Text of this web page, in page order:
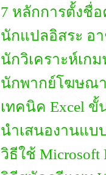
7 หลักการตั้งชื่
นักแปลอิสระ อ
นักวิเคราะห์เก
นักพากย์โฆษณ
เทคนิค Excel
นำเสนองานแบ
วิธีใช้ Microsoft